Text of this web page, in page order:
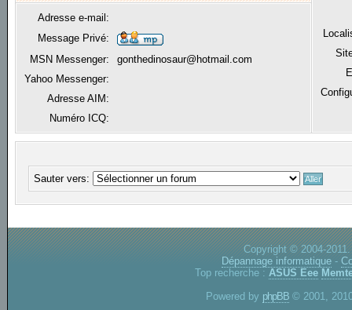
Adresse e-mail:
Message Privé:
MSN Messenger:
gonthedinosaur@hotmail.com
Yahoo Messenger:
Adresse AIM:
Numéro ICQ:
Sauter vers:
Copyright © 2004-
Dépannage informatique -
Top recherche : ASUS Eee
Powered by phpBB © 2001,